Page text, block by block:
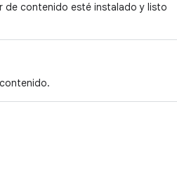
de contenido esté instalado y listo